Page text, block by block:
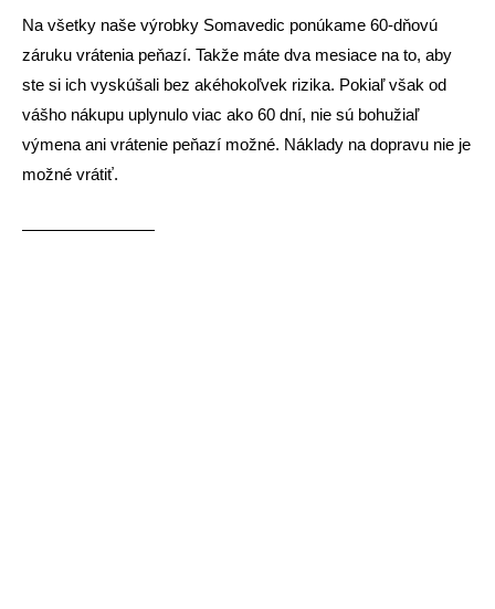
Na všetky naše výrobky Somavedic ponúkame 60-dňovú
záruku vrátenia peňazí. Takže máte dva mesiace na to, aby
ste si ich vyskúšali bez akéhokoľvek rizika. Pokiaľ však od
vášho nákupu uplynulo viac ako 60 dní, nie sú bohužiaľ
výmena ani vrátenie peňazí možné. Náklady na dopravu nie je
možné vrátiť.
————————